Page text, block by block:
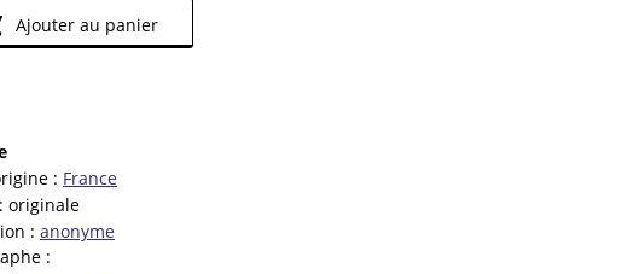
Ajouter au panier
: France
originale
: anonyme
: